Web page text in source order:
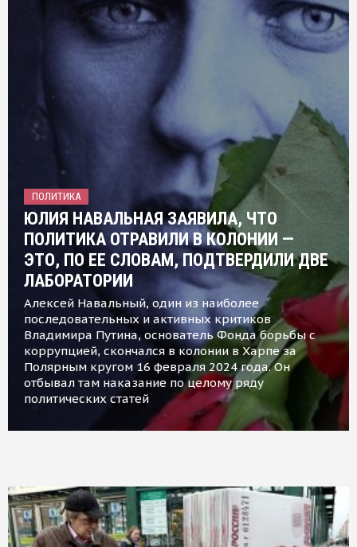
ПОЛИТИКА
ЮЛИЯ НАВАЛЬНАЯ ЗАЯВИЛА, ЧТО
ПОЛИТИКА ОТРАВИЛИ В КОЛОНИИ —
ЭТО, ПО ЕЕ СЛОВАМ, ПОДТВЕРДИЛИ ДВЕ
ЛАБОРАТОРИИ
Алексей Навальный, один из наиболее
последовательных и активных критиков
Владимира Путина, основатель Фонда борьбы с
коррупцией, скончался в колонии в Харпе за
Полярным кругом 16 февраля 2024 года. Он
отбывал там наказание по целому ряду
политических статей